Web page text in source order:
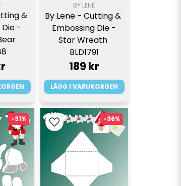
&
-
BY LENE
By Lene - Cutting &
Embossing Die -
Star Wreath
BLD1791
189 kr
LÄGG I VARUKORGEN
-31% -36%